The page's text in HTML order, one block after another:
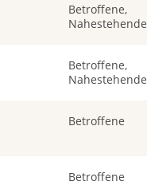
Betroffene,
Nahestehende
Betroffene,
Nahestehende
Betroffene
Betroffene